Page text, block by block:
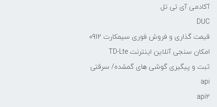
آکادمی آی تی تل
DUC
قیمت گذاری و فروش فوری سیمکارت 0912
امکان سنجی آنلاین اینترنت TD-Lte
ثبت و پیگیری گوشی های گمشده/ سرقتی
api
api2